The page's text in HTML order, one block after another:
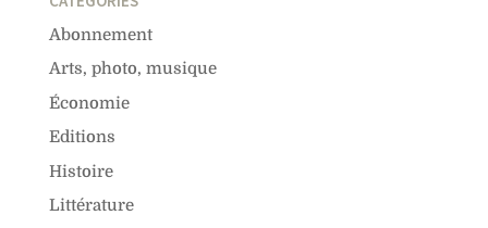
Abonnement
Arts, photo, musique
Économie
Editions
Histoire
Littérature